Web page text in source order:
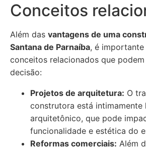
Conceitos
Além das vantagens de uma
Santana de Parnaíba, é
conceitos relacionados que
decisão:
Projetos de arquitetura: O
construtora está intimamente
arquitetônico, que pode
funcionalidade e estética do
Reformas comerciais: Além